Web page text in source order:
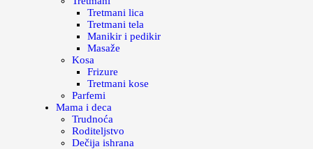
Tretmani lica
Tretmani tela
Manikir i pedikir
Masaže
Kosa
Frizure
Tretmani kose
Parfemi
Mama i deca
Trudnoća
Roditeljstvo
Dečija ishrana